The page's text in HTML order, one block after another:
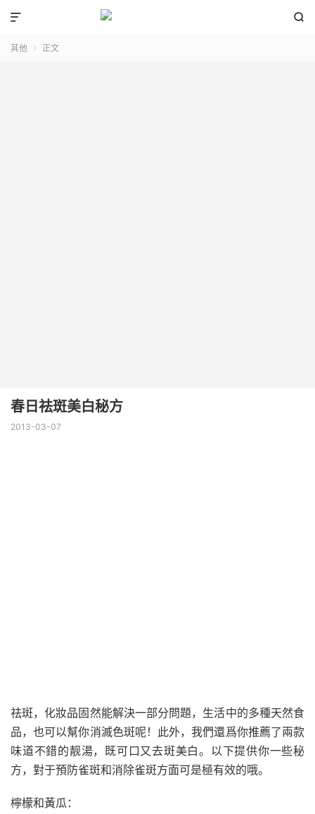


其他  正文
春日祛斑美白秘方
2013-03-07
祛斑，化妝品固然能解決一部分問題，生活中的多種天然食
品，也可以幫你消滅色斑呢！此外，我們還爲你推薦了兩款
味道不錯的靓湯，既可口又去斑美白。以下提供你一些秘
方，對于預防雀斑和消除雀斑方面可是極有效的哦。
檸檬和黃瓜：